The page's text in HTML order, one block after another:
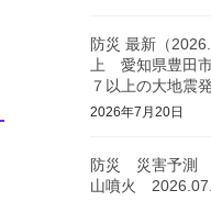
防災 最新（
上 愛知県豊田
７以上の大地震
2026年7月20日
防災 災害予測
山噴火